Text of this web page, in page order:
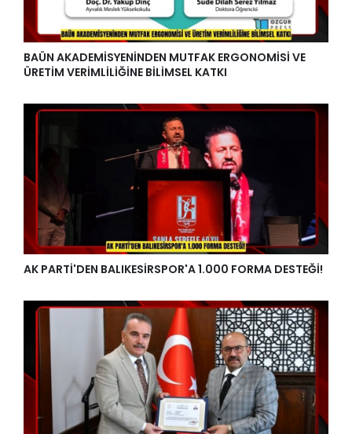
BAÜN AKADEMİSYENİNDEN MUTFAK ERGONOMİSİ VE
ÜRETİM VERİMLİLİĞİNE BİLİMSEL KATKI
AK PARTİ'DEN BALIKESİRSPOR'A 1.000 FORMA DESTEĞİ!